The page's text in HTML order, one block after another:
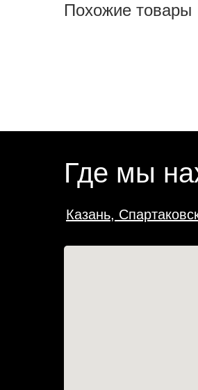
Похожие товары
Где мы
Казань,